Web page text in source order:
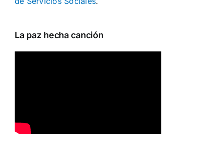
La paz hecha canción